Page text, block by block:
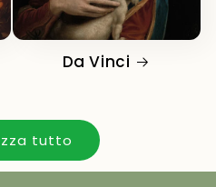
Da Vinci
tutto